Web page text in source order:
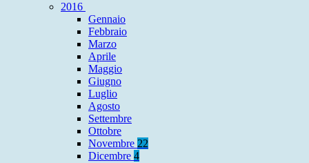
2016
Gennaio
Febbraio
Marzo
Aprile
Maggio
Giugno
Luglio
Agosto
Settembre
Ottobre
Novembre 22
Dicembre 4